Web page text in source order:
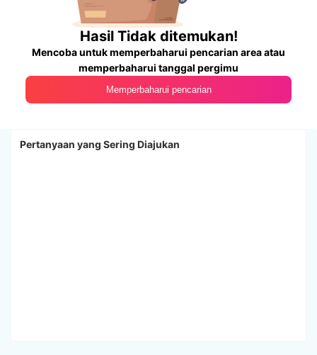
Hasil Tidak ditemukan!
Mencoba untuk memperbaharui pencarian area atau
memperbaharui tanggal pergimu
Memperbaharui pencarian
Pertanyaan yang Sering Diajukan